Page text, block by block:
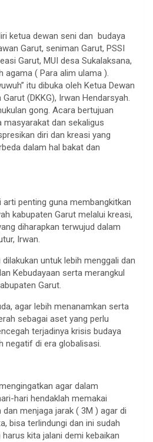
ketua dewan seni dan budaya
Garut, seniman Garut, PSSI
Garut, MUI desa Sukalaksana,
( Para alim ulama ).
itu dibuka oleh Ketua Dewan
(DKKG), Irwan Hendarsyah.
gong. Acara bertujuan
dan sekaligus
diri dan kreasi yang
dalam hal bakat dan
arti penting guna membangkitkan
kabupaten Garut melalui kreasi,
diharapkan terwujud dalam
Irwan.
untuk lebih menggali dan
Kebudayaan serta merangkul
Garut.
agar lebih menanamkan serta
sebagai aset yang perlu
terjadinya krisis budaya
negatif di era globalisasi.
agar dalam
hari hendaklah memakai
menjaga jarak ( 3M ) agar di
bisa terlindungi dan ini sudah
kita jalani demi kebaikan